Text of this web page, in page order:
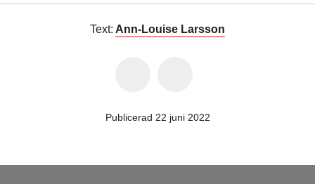
Text: Ann-Louise Larsson
Publicerad 22 juni 2022